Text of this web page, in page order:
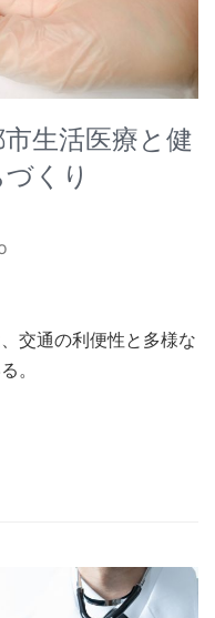
生活医療と健
くり
交通の利便性と多様な
。